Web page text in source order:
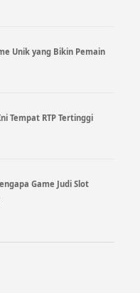
Unik yang Bikin Pemain
Tempat RTP Tertinggi
Game Judi Slot